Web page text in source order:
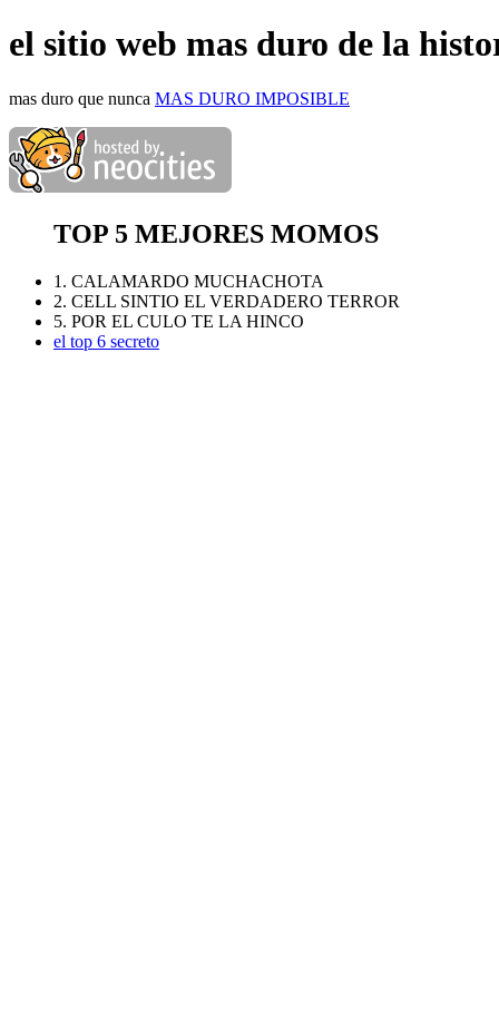
el sitio web mas duro de la
mas duro que nunca MAS DURO IMPOSIBLE
TOP 5 MEJORES MOMOS
1. CALAMARDO MUCHACHOTA
2. CELL SINTIO EL VERDADERO TERROR
5. POR EL CULO TE LA HINCO
el top 6 secreto